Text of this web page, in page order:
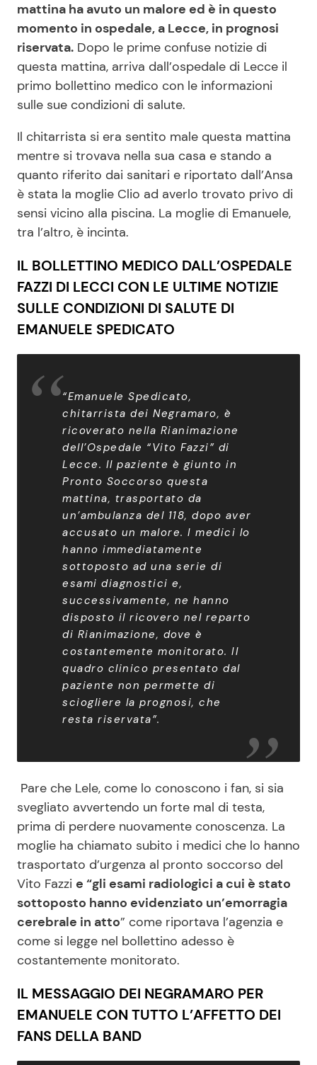
Salute
Viaggi e Turismo
Festività
Ricette Facili e Veloci
Ricette Feste
Ricette per Bambini
Seguici
Info
Chi siamo
Redazione
Pubblicità
Privacy Policy
mattina ha avuto un malore ed è in questo
momento in ospedale, a Lecce, in prognosi
riservata. Dopo le prime confuse notizie di
questa mattina, arriva dall’ospedale di Lecce il
primo bollettino medico con le informazioni
sulle sue condizioni di salute.
Il chitarrista si era sentito male questa mattina
mentre si trovava nella sua casa e stando a
quanto riferito dai sanitari e riportato dall’Ansa
è stata la moglie Clio ad averlo trovato privo di
sensi vicino alla piscina. La moglie di Emanuele,
tra l’altro, è incinta.
IL BOLLETTINO MEDICO DALL’OSPEDALE
FAZZI DI LECCI CON LE ULTIME NOTIZIE
SULLE CONDIZIONI DI SALUTE DI
EMANUELE SPEDICATO
“Emanuele Spedicato,
chitarrista dei Negramaro, è
ricoverato nella Rianimazione
dell’Ospedale “Vito Fazzi” di
Lecce. Il paziente è giunto in
Pronto Soccorso questa
mattina, trasportato da
un’ambulanza del 118, dopo aver
accusato un malore. I medici lo
hanno immediatamente
sottoposto ad una serie di
esami diagnostici e,
successivamente, ne hanno
disposto il ricovero nel reparto
di Rianimazione, dove è
costantemente monitorato. Il
quadro clinico presentato dal
paziente non permette di
sciogliere la prognosi, che
resta riservata”.
Pare che Lele, come lo conoscono i fan, si sia
svegliato avvertendo un forte mal di testa,
prima di perdere nuovamente conoscenza. La
moglie ha chiamato subito i medici che lo hanno
trasportato d’urgenza al pronto soccorso del
Vito Fazzi e “gli esami radiologici a cui è stato
sottoposto hanno evidenziato un’emorragia
cerebrale in atto” come riportava l’agenzia e
come si legge nel bollettino adesso è
costantemente monitorato.
IL MESSAGGIO DEI NEGRAMARO PER
EMANUELE CON TUTTO L’AFFETTO DEI
FANS DELLA BAND